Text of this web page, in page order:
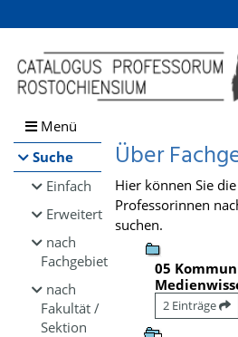
Browsen
direkt zum Inhalt
Menü
Suche
Einfach
Erweitert
nach
Fachgebiet
nach
Fakultät /
Sektion
Über
Hier können Sie
Professorinnen
suchen.
05
2 Einträge